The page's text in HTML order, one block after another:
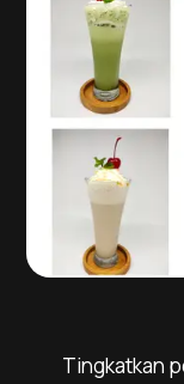
Tingkatkan